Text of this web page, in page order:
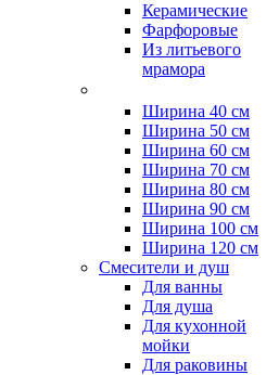
Керамические
Фарфоровые
Из литьевого
мрамора
Ширина 40 см
Ширина 50 см
Ширина 60 см
Ширина 70 см
Ширина 80 см
Ширина 90 см
Ширина 100 см
Ширина 120 см
Смесители и душ
Для ванны
Для душа
Для кухонной
мойки
Для раковины